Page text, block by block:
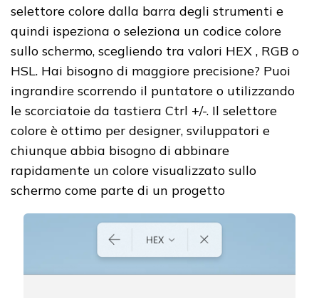
selettore colore dalla barra degli strumenti e
quindi ispeziona o seleziona un codice colore
sullo schermo, scegliendo tra valori HEX , RGB o
HSL. Hai bisogno di maggiore precisione? Puoi
ingrandire scorrendo il puntatore o utilizzando
le scorciatoie da tastiera Ctrl +/-. Il selettore
colore è ottimo per designer, sviluppatori e
chiunque abbia bisogno di abbinare
rapidamente un colore visualizzato sullo
schermo come parte di un progetto